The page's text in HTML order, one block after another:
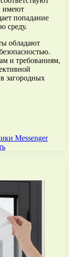
имеют
попадание
среду.
обладают
и требованиям,
загородных
Messenger